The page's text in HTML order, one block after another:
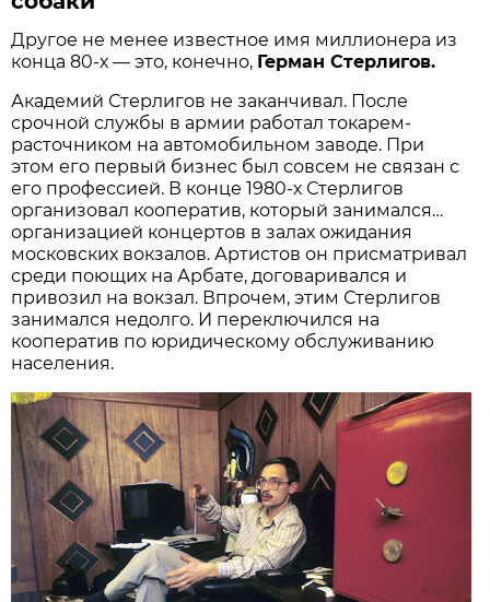
Другое не менее известное имя миллионера из
конца 80-х — это, конечно, Герман Стерлигов.
Академий Стерлигов не заканчивал. После
срочной службы в армии работал токарем-
расточником на автомобильном заводе. При
этом его первый бизнес был совсем не связан с
его профессией. В конце 1980-х Стерлигов
организовал кооператив, который занимался…
организацией концертов в залах ожидания
московских вокзалов. Артистов он присматривал
среди поющих на Арбате, договаривался и
привозил на вокзал. Впрочем, этим Стерлигов
занимался недолго. И переключился на
кооператив по юридическому обслуживанию
населения.